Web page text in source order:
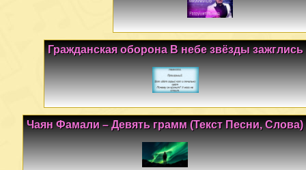
Гражданская оборона В небе звёзды зажглись
Чаян Фамали – Девять грамм (Текст Песни, Слова)